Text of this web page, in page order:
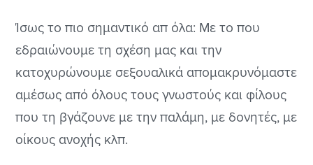
Ίσως το πιο σημαντικό απ όλα: Με το που
εδραιώνουμε τη σχέση μας και την
κατοχυρώνουμε σεξουαλικά απομακρυνόμαστε
αμέσως από όλους τους γνωστούς και φίλους
που τη βγάζουνε με την παλάμη, με δονητές, με
οίκους ανοχής κλπ.